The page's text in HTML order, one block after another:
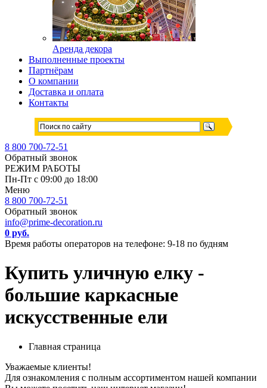
Аренда декора
Выполненные проекты
Партнёрам
О компании
Доставка и оплата
Контакты
8 800 700-72-51
Обратный звонок
РЕЖИМ РАБОТЫ
Пн-Пт с 09:00 до 18:00
Меню
8 800 700-72-51
Обратный звонок
info@prime-decoration.ru
0 руб.
Время работы операторов на телефоне: 9-18 по будням
Купить уличную елку -
большие каркасные
искусственные ели
Главная страница
Уважаемые клиенты!
Для ознакомления с полным ассортиментом нашей компании